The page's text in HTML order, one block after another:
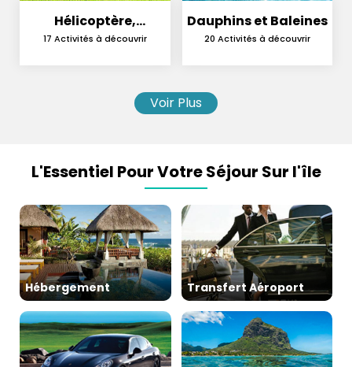
Hélicoptère,
Hydravion et
17 Activités à découvrir
Dauphins et Baleines
20 Activités à découvrir
Voir Plus
L'Essentiel Pour Votre Séjour Sur l'île
Hébergement Transfert Aéroport